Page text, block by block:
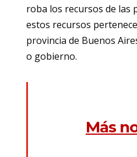
roba los recursos de las
estos recursos
provincia de Buenos
o gobierno.
Más